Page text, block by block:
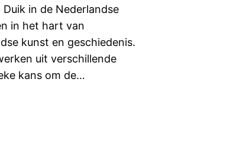
in de Nederlandse
in het hart van
kunst en geschiedenis.
uit verschillende
kans om de…